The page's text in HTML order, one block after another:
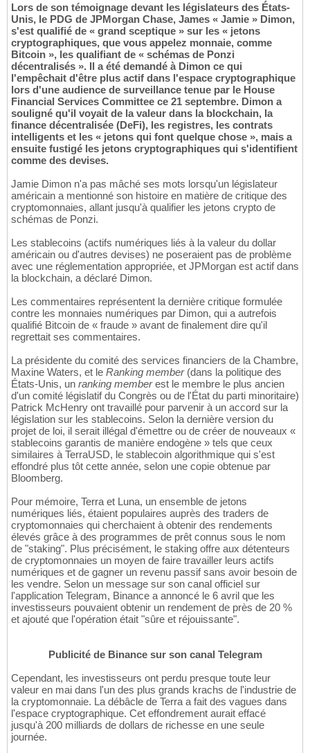
Lors de son témoignage devant les législateurs des États-
Unis, le PDG de JPMorgan Chase, James « Jamie » Dimon,
s'est qualifié de « grand sceptique » sur les « jetons
cryptographiques, que vous appelez monnaie, comme
Bitcoin », les qualifiant de « schémas de Ponzi
décentralisés ». Il a été demandé à Dimon ce qui
l'empêchait d'être plus actif dans l'espace cryptographique
lors d'une audience de surveillance tenue par le House
Financial Services Committee ce 21 septembre. Dimon a
souligné qu'il voyait de la valeur dans la blockchain, la
finance décentralisée (DeFi), les registres, les contrats
intelligents et les « jetons qui font quelque chose », mais a
ensuite fustigé les jetons cryptographiques qui s'identifient
comme des devises.
Jamie Dimon n'a pas mâché ses mots lorsqu'un législateur
américain a mentionné son histoire en matière de critique des
cryptomonnaies, allant jusqu'à qualifier les jetons crypto de
schémas de Ponzi.
Les stablecoins (actifs numériques liés à la valeur du dollar
américain ou d'autres devises) ne poseraient pas de problème
avec une réglementation appropriée, et JPMorgan est actif dans
la blockchain, a déclaré Dimon.
Les commentaires représentent la dernière critique formulée
contre les monnaies numériques par Dimon, qui a autrefois
qualifié Bitcoin de « fraude » avant de finalement dire qu'il
regrettait ses commentaires.
La présidente du comité des services financiers de la Chambre,
Maxine Waters, et le Ranking member(dans la politique des
États-Unis, un ranking memberest le membre le plus ancien
d'un comité législatif du Congrès ou de l'État du parti minoritaire)
Patrick McHenry ont travaillé pour parvenir à un accord sur la
législation sur les stablecoins. Selon la dernière version du
projet de loi, il serait illégal d'émettre ou de créer de nouveaux «
stablecoins garantis de manière endogène » tels que ceux
similaires à TerraUSD, le stablecoin algorithmique qui s'est
effondré plus tôt cette année, selon une copie obtenue par
Bloomberg.
Pour mémoire, Terra et Luna, un ensemble de jetons
numériques liés, étaient populaires auprès des traders de
cryptomonnaies qui cherchaient à obtenir des rendements
élevés grâce à des programmes de prêt connus sous le nom
de "staking". Plus précisément, le staking offre aux détenteurs
de cryptomonnaies un moyen de faire travailler leurs actifs
numériques et de gagner un revenu passif sans avoir besoin de
les vendre. Selon un message sur son canal officiel sur
l'application Telegram, Binance a annoncé le 6 avril que les
investisseurs pouvaient obtenir un rendement de près de 20 %
et ajouté que l'opération était "sûre et réjouissante".
Publicité de Binance sur son canal Telegram
Cependant, les investisseurs ont perdu presque toute leur
valeur en mai dans l'un des plus grands krachs de l'industrie de
la cryptomonnaie. La débâcle de Terra a fait des vagues dans
l'espace cryptographique. Cet effondrement aurait effacé
jusqu'à 200 milliards de dollars de richesse en une seule
journée.